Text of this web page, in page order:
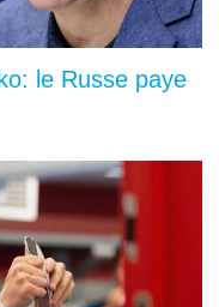
le Russe paye